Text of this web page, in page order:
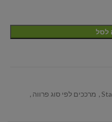
לסל
, מרככים לפי סוג פרווה ,